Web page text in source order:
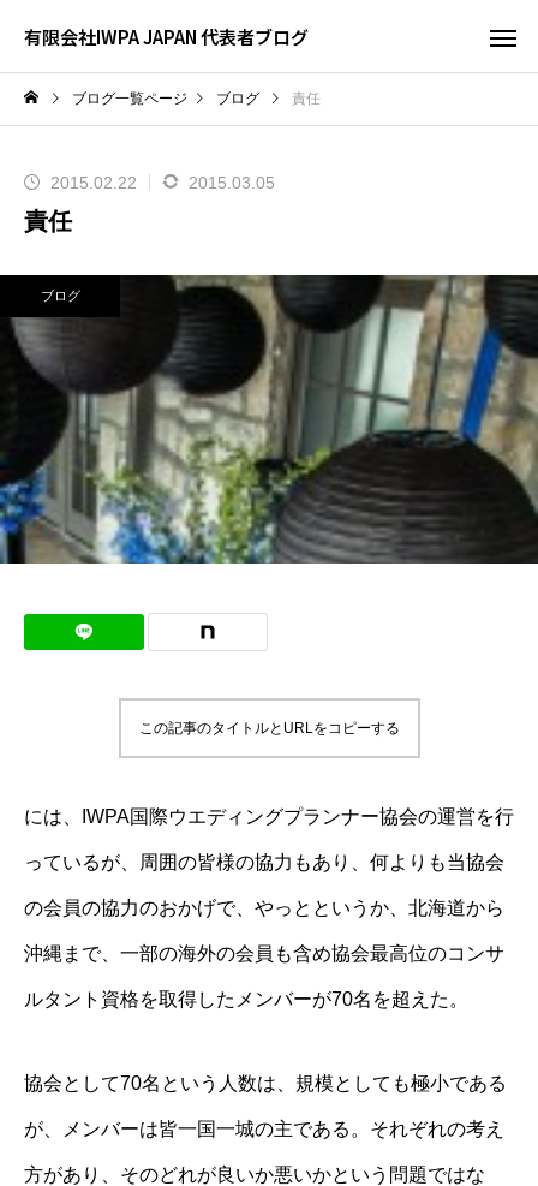
有限会社IWPA JAPAN 代表者ブログ
ブログ一覧ページ ブログ 責任
2015.02.22 2015.03.05
責任
ブログ
この記事のタイトルとURLをコピーする
には、IWPA国際ウエディングプランナー協会の運営を行
っているが、周囲の皆様の協力もあり、何よりも当協会
の会員の協力のおかげで、やっとというか、北海道から
沖縄まで、一部の海外の会員も含め協会最高位のコンサ
ルタント資格を取得したメンバーが70名を超えた。
協会として70名という人数は、規模としても極小である
が、メンバーは皆一国一城の主である。それぞれの考え
方があり、そのどれが良いか悪いかという問題ではな